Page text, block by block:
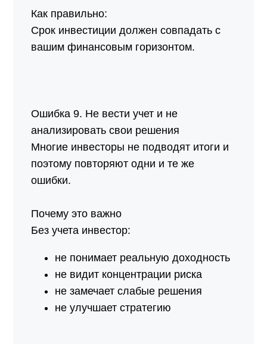
Как правильно:
Срок инвестиции должен совпадать с
вашим финансовым горизонтом.
Ошибка 9. Не вести учет и не
анализировать свои решения
Многие инвесторы не подводят итоги и
поэтому повторяют одни и те же
ошибки.
Почему это важно
Без учета инвестор:
не понимает реальную доходность
не видит концентрации риска
не замечает слабые решения
не улучшает стратегию